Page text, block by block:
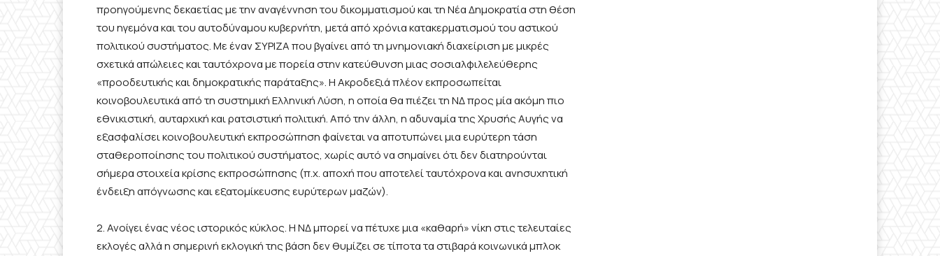
προηγούμενης δεκαετίας με την αναγέννηση του δικομματισμού και τη Νέα Δημοκρατία στη θέση
του ηγεμόνα και του αυτοδύναμου κυβερνήτη, μετά από χρόνια κατακερματισμού του αστικού
πολιτικού συστήματος. Με έναν ΣΥΡΙΖΑ που βγαίνει από τη μνημονιακή διαχείριση με μικρές
σχετικά απώλειες και ταυτόχρονα με πορεία στην κατεύθυνση μιας σοσιαλφιλελεύθερης
«προοδευτικής και δημοκρατικής παράταξης». Η Ακροδεξιά πλέον εκπροσωπείται
κοινοβουλευτικά από τη συστημική Ελληνική Λύση, η οποία θα πιέζει τη ΝΔ προς μία ακόμη πιο
εθνικιστική, αυταρχική και ρατσιστική πολιτική. Από την άλλη, η αδυναμία της Χρυσής Αυγής να
εξασφαλίσει κοινοβουλευτική εκπροσώπηση φαίνεται να αποτυπώνει μια ευρύτερη τάση
σταθεροποίησης του πολιτικού συστήματος, χωρίς αυτό να σημαίνει ότι δεν διατηρούνται
σήμερα στοιχεία κρίσης εκπροσώπησης (π.χ. αποχή που αποτελεί ταυτόχρονα και ανησυχητική
ένδειξη απόγνωσης και εξατομίκευσης ευρύτερων μαζών).
2. Ανοίγει ένας νέος ιστορικός κύκλος. Η ΝΔ μπορεί να πέτυχε μια «καθαρή» νίκη στις τελευταίες
εκλογές αλλά η σημερινή εκλογική της βάση δεν θυμίζει σε τίποτα τα στιβαρά κοινωνικά μπλοκ